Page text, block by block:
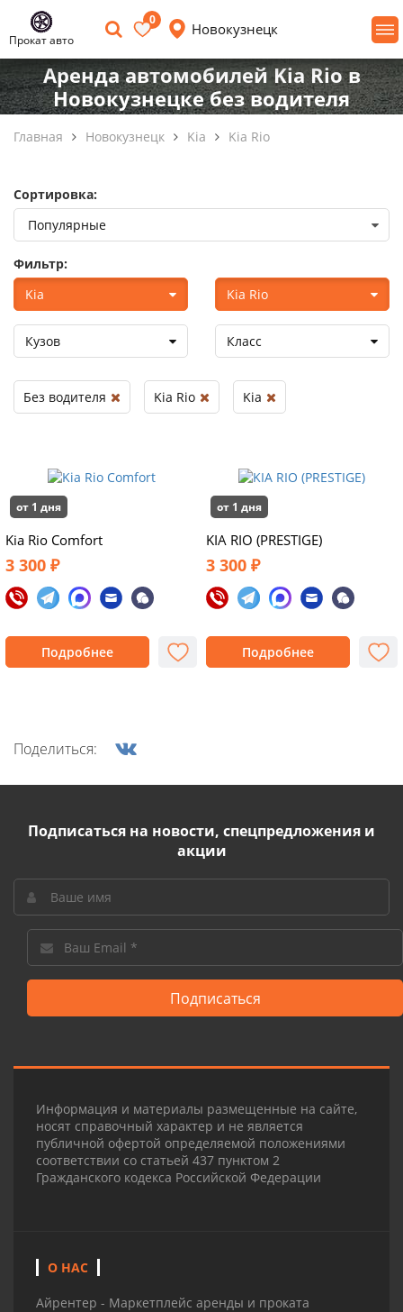
Прокат авто
0
Новокузнецк
Аренда автомобилей Kia Rio в
Новокузнецке без водителя
Главная Новокузнецк Kia Kia Rio
от 1 дня
Kia Rio Comfort
3 300 ₽
Подробнее
от 1 дня
KIA RIO (PRESTIGE)
3 300 ₽
Подробнее
Поделиться:
Сортировка:
Фильтр:
Kia
Kia Rio
Кузов Класс
Без водителя Kia Rio Kia
Подписаться на новости, спецпредложения и
акции
Подписаться
Информация и материалы размещенные на сайте,
носят справочный характер и не является
публичной офертой определяемой положениями
соответствии со статьей 437 пунктом 2
Гражданского кодекса Российской Федерации
О НАС
Айрентер - Маркетплейс аренды и проката